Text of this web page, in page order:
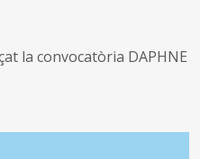
la convocatòria DAPHNE